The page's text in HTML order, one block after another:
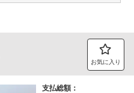
お気に入り
支払総額：